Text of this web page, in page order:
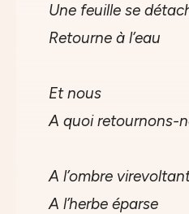
Une feuille se
Retourne à l’eau
Et nous
A quoi retournons-
A l’ombre
A l’herbe éparse